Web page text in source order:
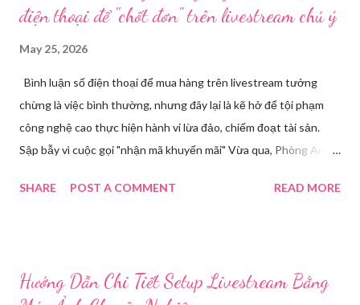
điện thoại để "chốt đơn" trên livestream chú ý
May 25, 2026
Bình luận số điện thoại để mua hàng trên livestream tưởng
chừng là việc bình thường, nhưng đây lại là kẽ hở để tội phạm
công nghệ cao thực hiện hành vi lừa đảo, chiếm đoạt tài sản.
Sập bẫy vì cuộc gọi "nhận mã khuyến mãi" Vừa qua, Phòng An
Công an tỉnh Bắc Ninh đã tiếp nhận đơn trình báo của chị
cá nhân tại phần bình luận, để đặt hàng. Chỉ một thời gian ngắn
SHARE POST A COMMENT READ MORE
Hướng Dẫn Chi Tiết Setup Livestream Bằng